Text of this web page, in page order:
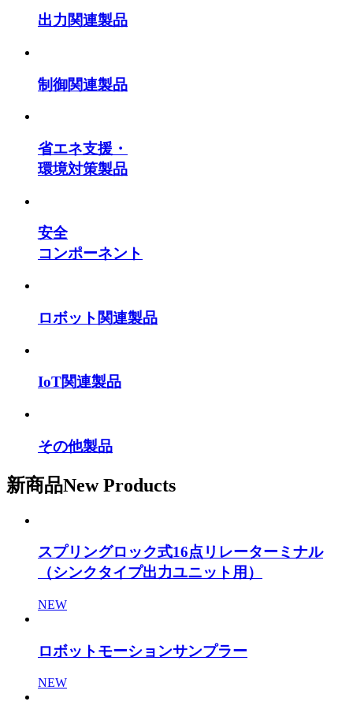
出力関連製品
制御関連製品
省エネ支援・
環境対策製品
安全
コンポーネント
ロボット関連製品
IoT関連製品
その他製品
新商品New Products
スプリングロック式16点リレーターミナル
（シンクタイプ出力ユニット用）
NEW
ロボットモーションサンプラー
NEW